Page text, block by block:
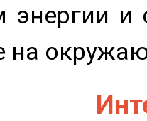
энергии и
на